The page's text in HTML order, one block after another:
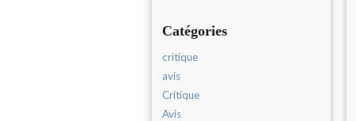
Catégories
critique
avis
Critique
Avis